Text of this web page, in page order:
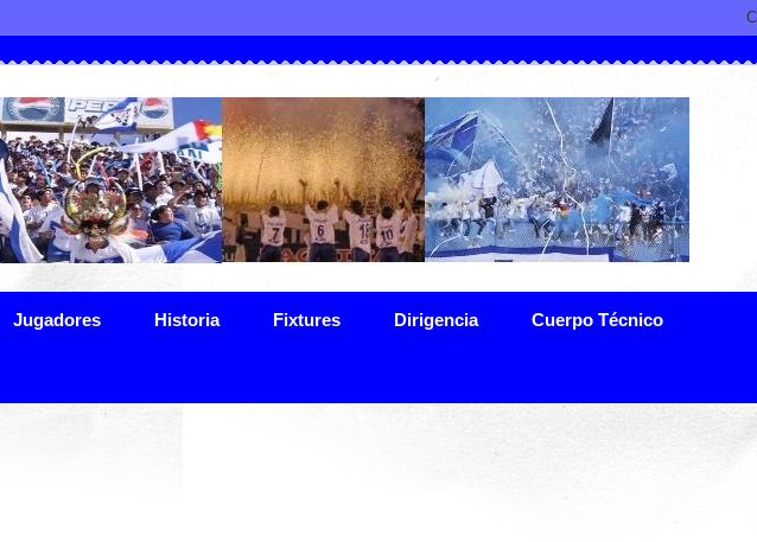
Jugadores Historia Fixtures Dirigencia Cuerpo Técnico